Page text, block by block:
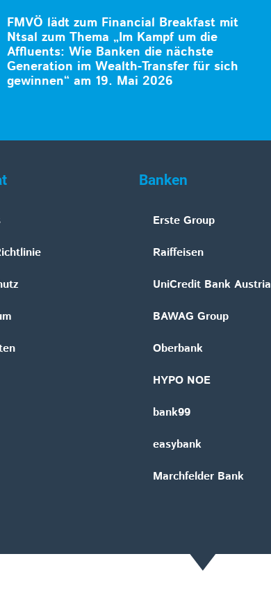
FMVÖ lädt zum Financial Breakfast mit
Ntsal zum Thema „Im Kampf um die
Affluents: Wie Banken die nächste
Generation im Wealth-Transfer für sich
gewinnen“ am 19. Mai 2026
Banken
Erste Group
Raiffeisen
UniCredit Bank Austria
BAWAG Group
Oberbank
HYPO NOE
bank99
easybank
Marchfelder Bank